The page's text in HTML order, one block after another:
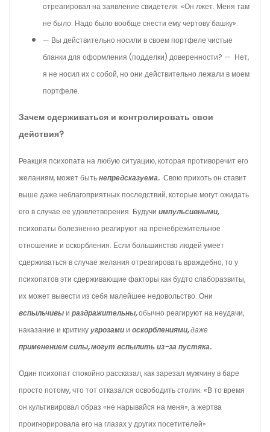
отреагировал на заявление свидетеля: «Он лжет. Меня там
не было. Надо было вообще снести ему чертову башку».
— Вы действительно носили в своем портфеле чистые
бланки для оформления (подделки) доверенности? — Нет,
я не носил их с собой, но они действительно лежали в моем
портфеле.
Зачем сдерживаться и контролировать свои
действия?
Реакция психопата на любую ситуацию, которая противоречит его
желаниям, может бытьнепредсказуема. Свою прихоть он ставит
выше даже неблагоприятных последствий, которые могут ожидать
его в случае ее удовлетворения. Будучи импульсивными,
психопаты болезненно реагируют на пренебрежительное
отношение и оскорбления. Если большинство людей умеет
сдерживаться в случае желания отреагировать враждебно, то у
психопатов эти сдерживающие факторы как будто слаборазвиты,
их может вывести из себя малейшее недовольство. Они
вспыльчивыи раздражительны,обычно реагируют на неудачи,
наказание и критикуугрозамии оскорблениями,даже
применением силы, могут вспылить из-за пустяка.
Один психопат спокойно рассказал, как зарезал мужчину в баре
просто потому, что тот отказался освободить столик. «В то время
он культивировал образ «не нарывайся на меня», а жертва
проигнорировала его на глазах у других посетителей».